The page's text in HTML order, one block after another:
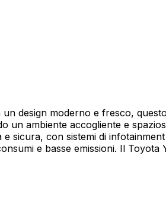
design moderno e fresco,
un ambiente accogliente e
sicura, con sistemi di
e basse emissioni. Il Toyota